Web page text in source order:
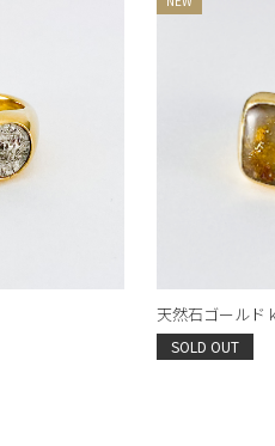
天然石ゴールド
SOLD OUT